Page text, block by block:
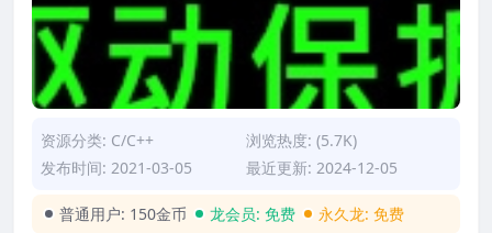
资源分类: C/C++
浏览热度: (5.7K)
发布时间: 2021-03-05
最近更新: 2024-12-05
普通用户: 150金币 龙会员: 免费 永久龙: 免费